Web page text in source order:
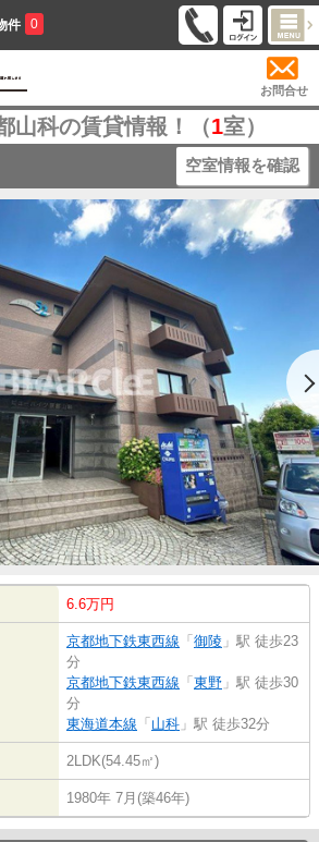
件 0
お問合せ
山科の賃貸情報！（1室）
空室情報を確認
6.6万円
京都地下鉄東西線 「 御陵 」駅 徒歩23
分
京都地下鉄東西線 「 東野 」駅 徒歩30
分
東海道本線 「 山科 」駅 徒歩32分
2LDK(54.45㎡)
1980年 7月(築46年)